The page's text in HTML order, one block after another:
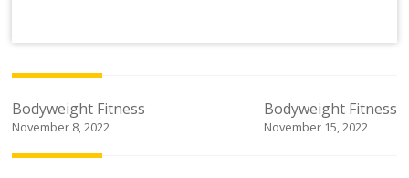
Beitragsnavigation
Bodyweight Fitness
November 8, 2022
Bodyweight Fitness
November 15, 2022